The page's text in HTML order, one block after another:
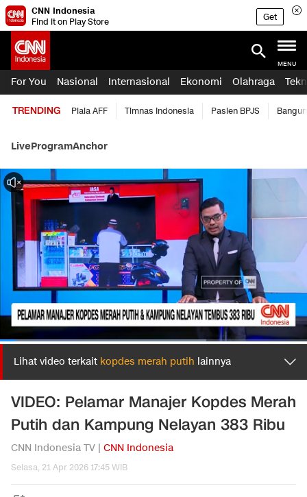
CNN Indonesia
Find it on Play Store
Get
MENU
For You Nasional Internasional Ekonomi Olahraga
TRENDING Piala AFF Timnas Indonesia Pasien BPJS
LiveProgramAnchor
Lihat video terkait kopdes merah putih lainnya
VIDEO: Pelamar Manajer Kopdes Merah
Putih dan Kampung Nelayan 383 Ribu
CNN Indonesia TV | CNN Indonesia
Selasa, 21 Apr 2026 17:45 WIB